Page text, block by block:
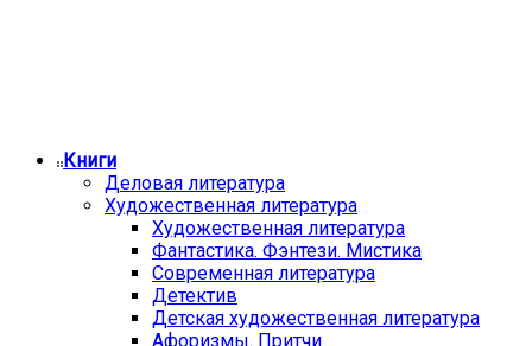
Книги
Деловая литература
Художественная литература
Художественная литература
Фантастика. Фэнтези. Мистика
Современная литература
Детектив
Детская художественная литература
Афоризмы. Притчи